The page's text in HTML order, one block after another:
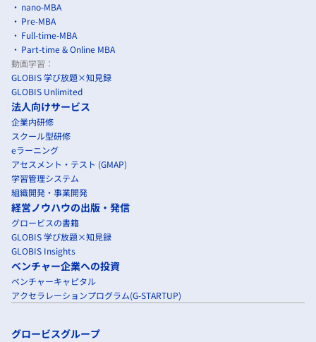
nano-MBA
Pre-MBA
Full-time-MBA
Part-time & Online MBA
動画学習：
GLOBIS 学び放題×知見録
GLOBIS Unlimited
法人向けサービス
企業内研修
スクール型研修
eラーニング
アセスメント・テスト (GMAP)
学習管理システム
組織開発・事業開発
経営ノウハウの出版・発信
グロービスの書籍
GLOBIS 学び放題×知見録
GLOBIS Insights
ベンチャー企業への投資
ベンチャーキャピタル
アクセラレーションプログラム(G-STARTUP)
グロービスグループ